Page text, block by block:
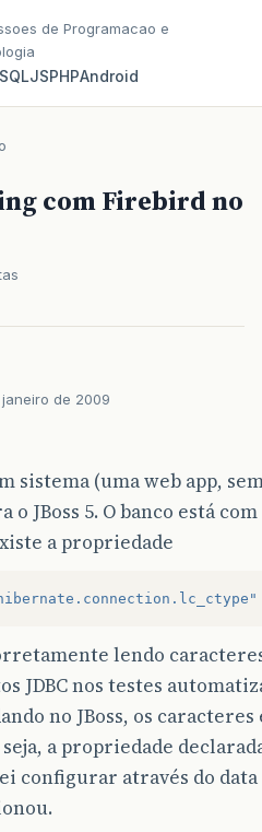
de Programacao e
SQLJSPHPAndroid
com Firebird no
de 2009
sistema (uma web app,
o JBoss 5. O banco está
a propriedade
lendo
JDBC nos testes
no JBoss, os
a propriedade
configurar através do